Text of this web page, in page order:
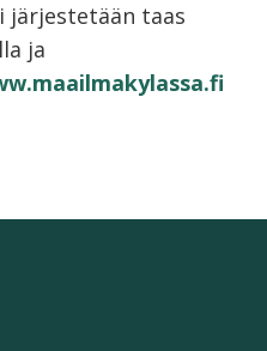
järjestetään taas
ja